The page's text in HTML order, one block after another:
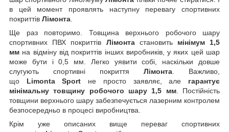
в цей момент проявлять наступну перевагу спортивних
покриттів Лімонта
Ще раз повторимо. Товщина верхнього робочого шару
спортивних ПВХ покриттів Лімонтастановить мінімум 1,5
мм на відміну від покриттів інших виробників, у яких цей шар
може бути і 0,5 мм. Легко уявити собі, наскільки довше
слугують спортивні покриття Лімонта . Важливо,
що LimontaSport не просто заявляє, але гарантує
мінімальну товщину робочого шару 1,5 мм. Постійність
товщини верхнього шару забезпечується лазерним контролем
безпосередньо в процесі виробництва.
Крім уже описаних вище переваг спортивних